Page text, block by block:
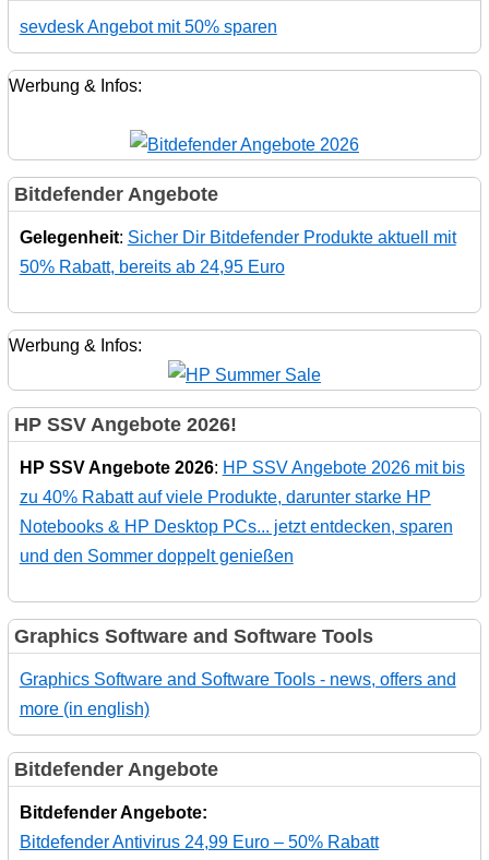
sevdesk Angebot mit 50% sparen
Werbung & Infos:
Bitdefender Angebote
Gelegenheit: Sicher Dir Bitdefender Produkte aktuell mit
50% Rabatt, bereits ab 24,95 Euro
Werbung & Infos:
HP SSV Angebote 2026!
HP SSV Angebote 2026: HP SSV Angebote 2026 mit bis
zu 40% Rabatt auf viele Produkte, darunter starke HP
Notebooks & HP Desktop PCs... jetzt entdecken, sparen
und den Sommer doppelt genießen
Graphics Software and Software Tools
Graphics Software and Software Tools - news, offers and
more (in english)
Bitdefender Angebote
Bitdefender Angebote:
Bitdefender Antivirus 24,99 Euro – 50% Rabatt